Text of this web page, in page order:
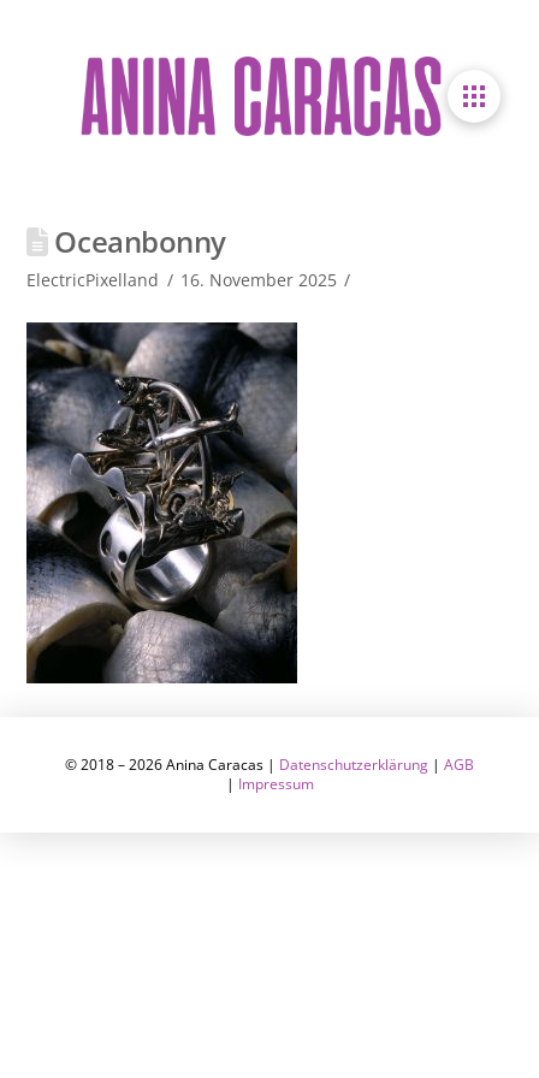
Oceanbonny
ElectricPixelland 16. November 2025
© 2018 – 2026 Anina Caracas | Datenschutzerklärung | AGB
| Impressum